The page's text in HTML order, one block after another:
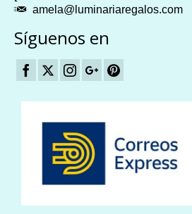
amela@luminariaregalos.com
Síguenos en